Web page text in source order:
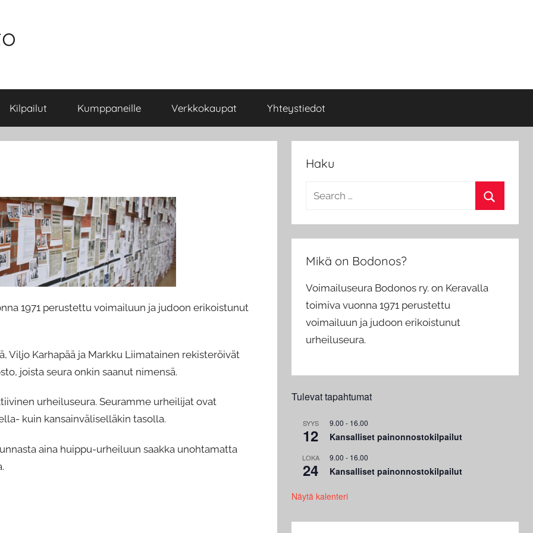
Kilpailut Kumppaneille Verkkokaupat Yhteystiedot
1971 perustettu voimailuun ja judoon erikoistunut
Viljo Karhapää ja Markku Liimatainen rekisteröivät
joista seura onkin saanut nimensä.
urheiluseura. Seuramme urheilijat ovat
kuin kansainväliselläkin tasolla.
aina huippu-urheiluun saakka unohtamatta
Haku
Search
Mikä on Bodonos?
Voimailuseura Bodonos ry. on Keravalla
toimiva vuonna 1971 perustettu
voimailuun ja judoon erikoistunut
urheiluseura.
Tulevat tapahtumat
SYYS
12
9.00 - 16.00
Kansalliset painonnostokilpailut
LOKA
24
9.00 - 16.00
Kansalliset painonnostokilpailut
Näytä kalenteri